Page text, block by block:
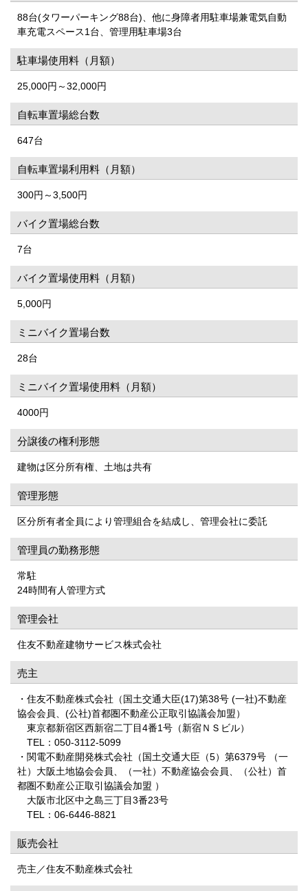
88台(タワーパーキング88台)、他に身障者用駐車場兼電気自動
車充電スペース1台、管理用駐車場3台
駐車場使用料（月額）
25,000円～32,000円
自転車置場総台数
647台
自転車置場利用料（月額）
300円～3,500円
バイク置場総台数
7台
バイク置場使用料（月額）
5,000円
ミニバイク置場台数
28台
ミニバイク置場使用料（月額）
4000円
分譲後の権利形態
建物は区分所有権、土地は共有
管理形態
区分所有者全員により管理組合を結成し、管理会社に委託
管理員の勤務形態
常駐
24時間有人管理方式
管理会社
住友不動産建物サービス株式会社
売主
・住友不動産株式会社（国土交通大臣(17)第38号 (一社)不動産
協会会員、(公社)首都圏不動産公正取引協議会加盟）
東京都新宿区西新宿二丁目4番1号（新宿ＮＳビル）
TEL：050-3112-5099
・関電不動産開発株式会社（国土交通大臣（5）第6379号 （一
社）大阪土地協会会員、（一社）不動産協会会員、（公社）首
都圏不動産公正取引協議会加盟 ）
大阪市北区中之島三丁目3番23号
TEL：06-6446-8821
販売会社
売主／住友不動産株式会社